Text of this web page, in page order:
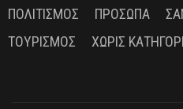
ΠΟΛΙΤΙΣΜΌΣ
ΠΡΌΣΩΠΑ
ΤΟΥΡΙΣΜΌΣ
ΧΩΡΊΣ